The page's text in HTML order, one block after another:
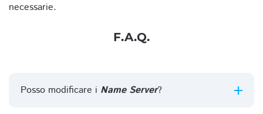
necessarie.
F.A.Q.
Posso modificare i Name Server?